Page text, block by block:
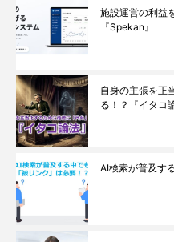
施設運営の利益
『Spekan』
自身の主張を正
る！？『イタコ
AI検索が普及す